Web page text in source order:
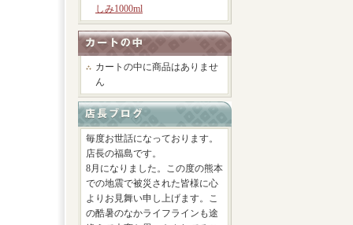
しみ1000ml
カートの中に商品はありませ
ん
毎度お世話になっております。
店長の福島です。
8月になりました。この度の熊本
での地震で被災された皆様に心
よりお見舞い申し上げます。こ
の酷暑のなかライフラインも途